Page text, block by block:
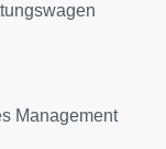
Management